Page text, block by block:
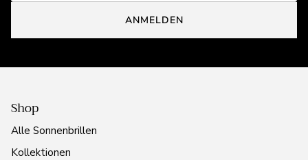
ANMELDEN
Shop
Alle Sonnenbrillen
Kollektionen